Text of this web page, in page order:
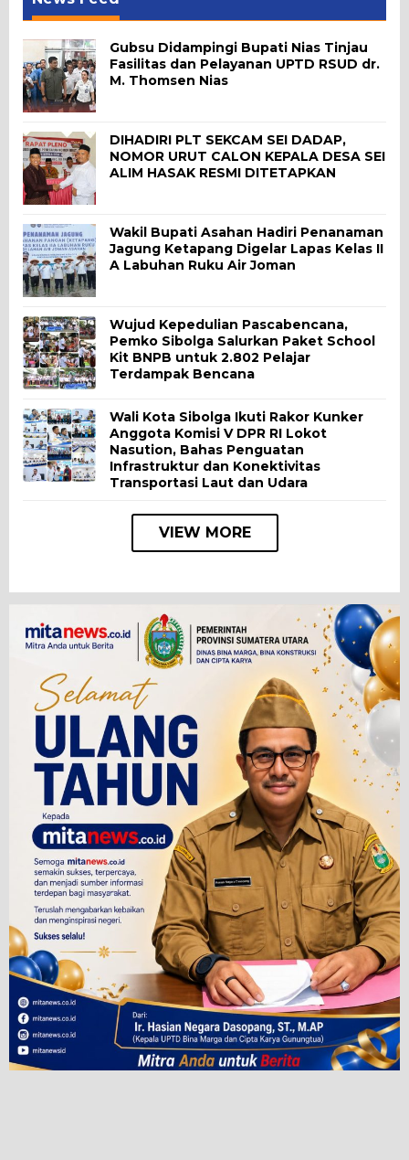
Gubsu Didampingi Bupati Nias Tinjau
Fasilitas dan Pelayanan UPTD RSUD dr.
M. Thomsen Nias
DIHADIRI PLT SEKCAM SEI DADAP,
NOMOR URUT CALON KEPALA DESA SEI
ALIM HASAK RESMI DITETAPKAN
Wakil Bupati Asahan Hadiri Penanaman
Jagung Ketapang Digelar Lapas Kelas II
A Labuhan Ruku Air Joman
Wujud Kepedulian Pascabencana,
Pemko Sibolga Salurkan Paket School
Kit BNPB untuk 2.802 Pelajar
Terdampak Bencana
Wali Kota Sibolga Ikuti Rakor Kunker
Anggota Komisi V DPR RI Lokot
Nasution, Bahas Penguatan
Infrastruktur dan Konektivitas
Transportasi Laut dan Udara
VIEW MORE